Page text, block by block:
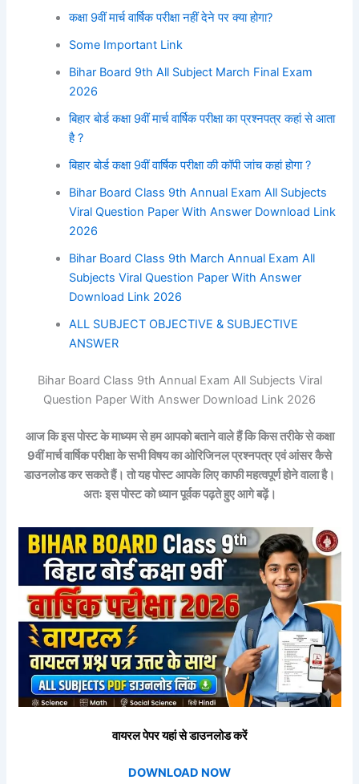
कक्षा 9वीं मार्च वार्षिक परीक्षा नहीं देने पर क्या होगा?
Some Important Link
Bihar Board 9th All Subject March Final Exam
2026
बिहार बोर्ड कक्षा 9वीं मार्च वार्षिक परीक्षा का प्रश्नपत्र कहां से आता
है ?
बिहार बोर्ड कक्षा 9वीं वार्षिक परीक्षा की कॉपी जांच कहां होगा ?
Bihar Board Class 9th Annual Exam All Subjects
Viral Question Paper With Answer Download Link
2026
Bihar Board Class 9th March Annual Exam All
Subjects Viral Question Paper With Answer
Download Link 2026
ALL SUBJECT OBJECTIVE & SUBJECTIVE
ANSWER
Bihar Board Class 9th Annual Exam All Subjects Viral
Question Paper With Answer Download Link 2026
आज कि इस पोस्ट के माध्यम से हम आपको बताने वाले हैं कि किस तरीके से कक्षा
9वीं मार्च वार्षिक परीक्षाके सभीविषय काओरिजिनल प्रश्नपत्र एवं आंसर कैसे
डाउनलोड कर सकते हैं। तो यह पोस्ट आपके लिए काफी महत्वपूर्ण होने वाला है।
अतः इस पोस्ट को ध्यान पूर्वक पढ़ते हुए आगे बढ़ें।
वायरल पेपर यहां से डाउनलोड करें
DOWNLOAD NOW